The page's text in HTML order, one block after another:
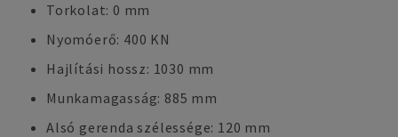
Torkolat: 0 mm
Nyomóerő: 400 KN
Hajlítási hossz: 1030 mm
Munkamagasság: 885 mm
Alsó gerenda szélessége: 120 mm